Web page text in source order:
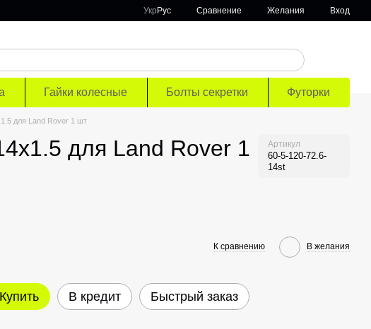
Укр Рус Сравнение Желания Вход
Гайки колесные Болты секретки Футорки
для Land Rover 1 шт
для Land Rover 1
Артикул
60-5-120-72.6-
14st
К сравнению В желания
Купить В кредит Быстрый заказ